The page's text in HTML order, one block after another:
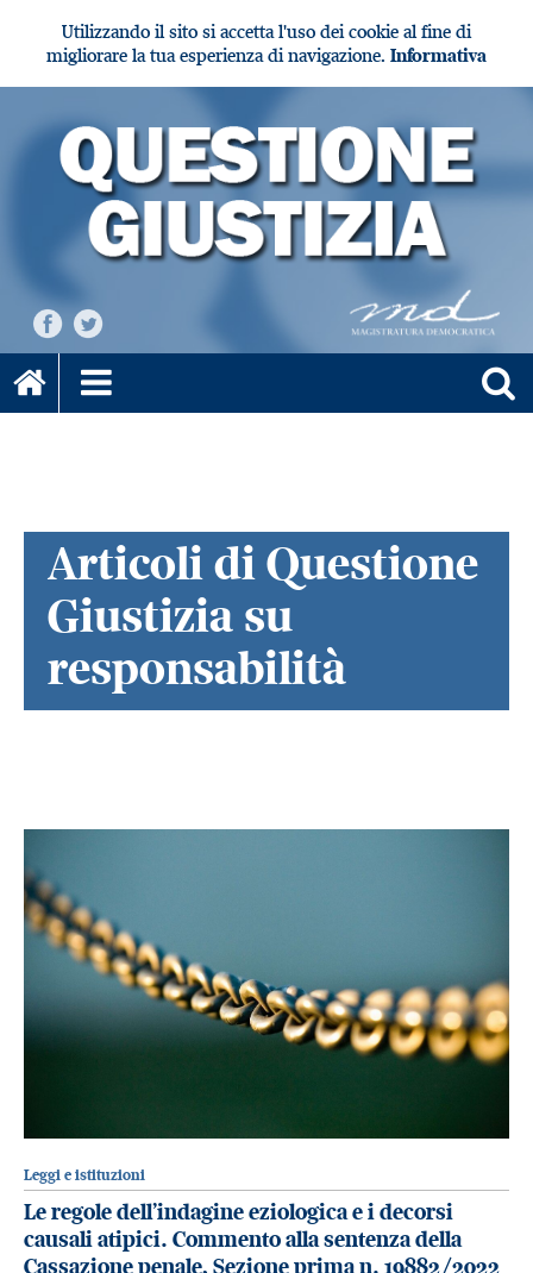
Utilizzando il sito si accetta l'uso dei cookie al fine di
migliorare la tua esperienza di navigazione. Informativa
Articoli di Questione
Giustizia su
responsabilità
Leggi e istituzioni
Le regole dell’indagine eziologica e i decorsi
causali atipici. Commento alla sentenza della
Cassazione penale, Sezione prima n. 19882/2022